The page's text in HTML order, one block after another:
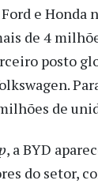
e Honda
de 4
posto
de
, a BYD
do setor,